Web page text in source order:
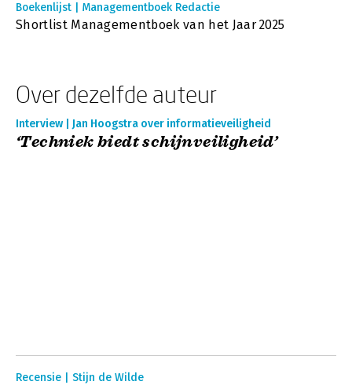
Boekenlijst | Managementboek Redactie
Shortlist Managementboek van het Jaar 2025
Over dezelfde auteur
Interview | Jan Hoogstra over informatieveiligheid
‘Techniek biedt schijnveiligheid’
Recensie | Stijn de Wilde